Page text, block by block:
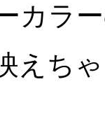
カラ
えち